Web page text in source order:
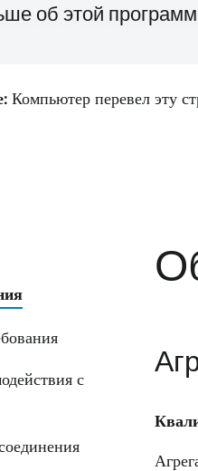
об этой
Компьютер перевел эту
с